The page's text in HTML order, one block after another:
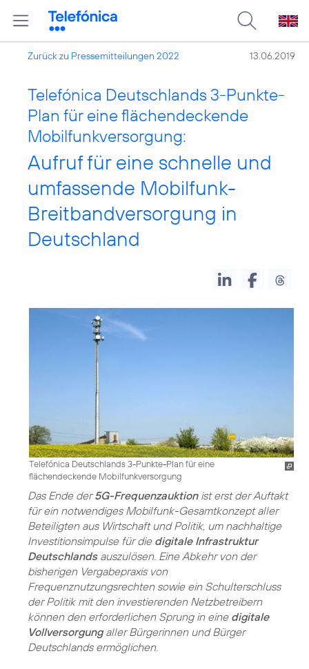
Zurück zu Pressemitteilungen 2022 13.06.2019
Telefónica Deutschlands 3-Punkte-
Plan für eine flächendeckende
Mobilfunkversorgung:
Aufruf für eine schnelle und
umfassende Mobilfunk-
Breitbandversorgung in
Deutschland
Telefónica Deutschlands 3-Punkte-Plan für eine
flächendeckende Mobilfunkversorgung
Das Ende der5G-Frequenzauktionist erst der Auftakt
für ein notwendiges Mobilfunk-Gesamtkonzept aller
Beteiligten aus Wirtschaft und Politik, um nachhaltige
Investitionsimpulse für die digitale Infrastruktur
Deutschlandsauszulösen. Eine Abkehr von der
bisherigen Vergabepraxis von
Frequenznutzungsrechten sowie ein Schulterschluss
der Politik mit den investierenden Netzbetreibern
können den erforderlichen Sprung in eine digitale
Vollversorgungaller Bürgerinnen und Bürger
Deutschlands ermöglichen.